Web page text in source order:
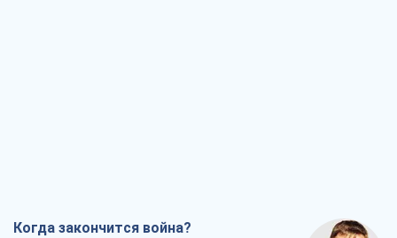
Когда закончится война?